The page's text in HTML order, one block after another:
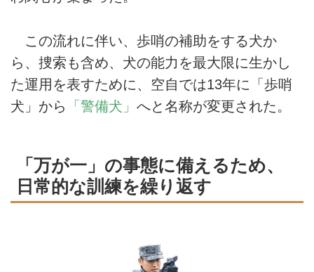
この流れに伴い、歩哨の補助をする犬か
ら、捜索も含め、犬の能力を最大限に生かし
た運用を表すために、空自では13年に「歩哨
犬」から
「警備犬」 へと名称が変更された。
「万が一」の事態に備えるため、
日常的な訓練を繰り返す